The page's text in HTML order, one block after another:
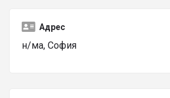
Адрес
н/ма, София